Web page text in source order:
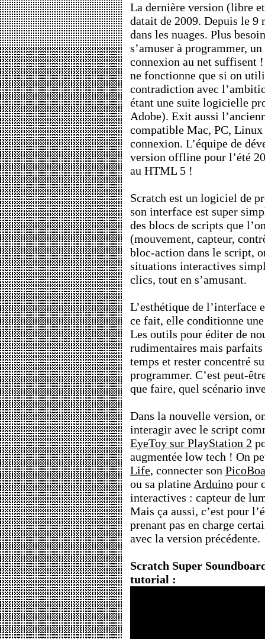
La dernière version (libre
datait de 2009. Depuis le 9
dans les nuages. Plus
s’amuser à programmer,
connexion au net suffisent
ne fonctionne que si on
contradiction avec
étant une suite logicielle
Adobe). Exit aussi
compatible Mac, PC, Linux
connexion. L’équipe de
version offline pour l’été
au HTML 5 !
Scratch est un logiciel de
son interface est super
des blocs de scripts que
(mouvement, capteur,
bloc-action dans le script,
situations interactives
clics, tout en s’amusant.
L’esthétique de l’interface
ce fait, elle conditionne
Les outils pour éditer de
rudimentaires mais parfaits
temps et rester concentré
programmer. C’est peut-
que faire, quel scénario
Dans la nouvelle version,
interagir avec le script
EyeToy sur PlayStation 2
augmentée low tech ! On
Life, connecter son
ou sa platine Arduino pour
interactives : capteur de
Mais ça aussi, c’est pour
prenant pas en charge
avec la version précédente.
Scratch Super
tutorial :